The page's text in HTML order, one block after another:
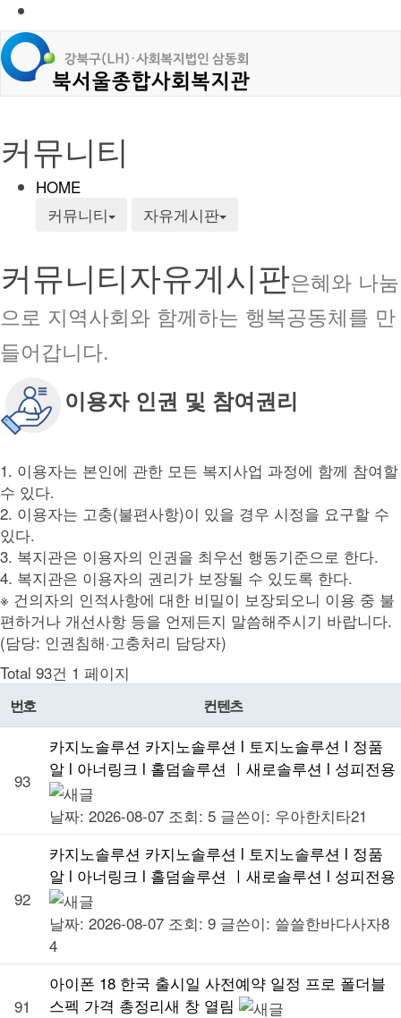
커뮤니티
HOME
커뮤니티
자유게시판
커뮤니티자유게시판은혜와 나눔
으로 지역사회와 함께하는 행복공동체를 만
들어갑니다.
이용자 인권 및 참여권리
1. 이용자는 본인에 관한 모든 복지사업 과정에 함께 참여할
수 있다.
2. 이용자는 고충(불편사항)이 있을 경우 시정을 요구할 수
있다.
3. 복지관은 이용자의 인권을 최우선 행동기준으로 한다.
4. 복지관은 이용자의 권리가 보장될 수 있도록 한다.
※ 건의자의 인적사항에 대한 비밀이 보장되오니 이용 중 불
편하거나 개선사항 등을 언제든지 말씀해주시기 바랍니다.
(담당: 인권침해·고충처리 담당자)
Total 93건 1 페이지
번호 컨텐츠
93
카지노솔루션 카지노솔루션 l 토지노솔루션 l 정품
알 l 아너링크 l 홀덤솔루션 ㅣ새로솔루션 l 성피전용
날짜: 2026-08-07 조회: 5 글쓴이: 우아한치타21
92
카지노솔루션 카지노솔루션 l 토지노솔루션 l 정품
알 l 아너링크 l 홀덤솔루션 ㅣ새로솔루션 l 성피전용
날짜: 2026-08-07 조회: 9 글쓴이: 쓸쓸한바다사자8
4
91
아이폰 18 한국 출시일 사전예약 일정 프로 폴더블
스펙 가격 총정리새 창 열림